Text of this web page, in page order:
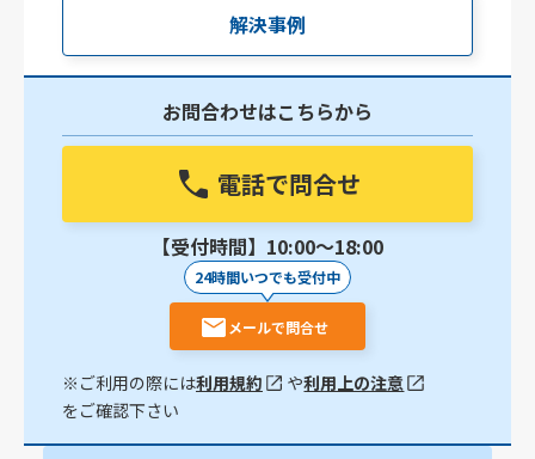
解決事例
お問合わせはこちらから
電話で問合せ
【受付時間】10:00〜18:00
24時間いつでも受付中
メールで問合せ
※ご利用の際には利用規約 や利用上の注意
をご確認下さい